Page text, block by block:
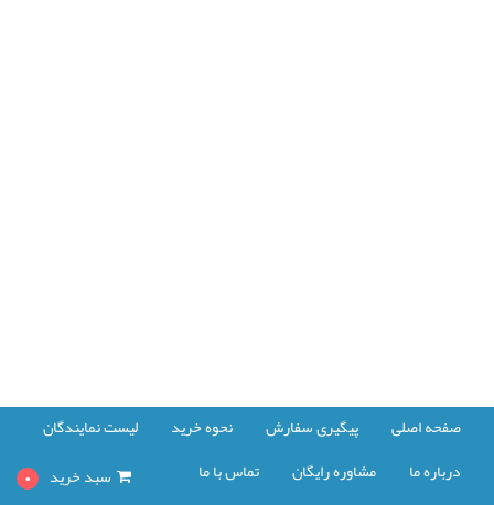
اصلی پیگیری سفارش نحوه خرید لیست نمایندگان
ما مشاوره رایگان تماس با ما سبد خرید 0